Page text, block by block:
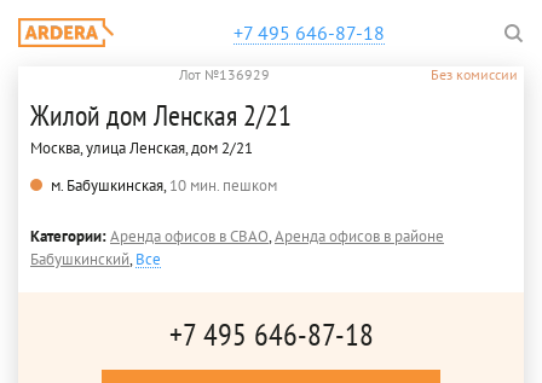
+7 495 646-87-18
Лот №136929 Без комиссии
Жилой дом Ленская 2/21
Москва, улица Ленская, дом 2/21
м. Бабушкинская,10 мин. пешком
Категории:Аренда офисов в СВАО,Аренда офисов в районе
Бабушкинский,Все
+7 495 646-87-18